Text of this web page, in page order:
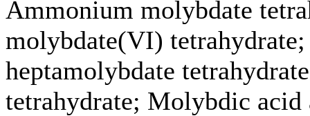
Ammonium molybdate
molybdate(VI)
heptamolybdate
tetrahydrate; Molybdic